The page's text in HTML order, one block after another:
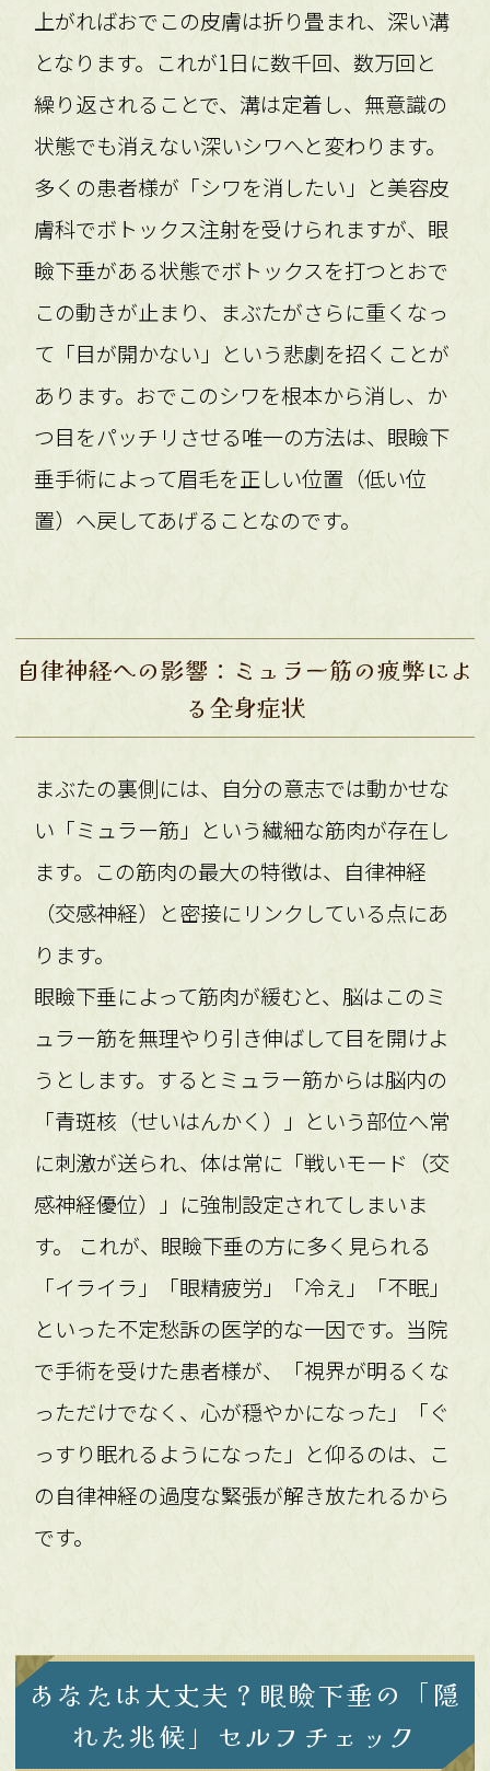
上がればおでこの皮膚は折り畳まれ、深い溝
となります。これが1日に数千回、数万回と
繰り返されることで、溝は定着し、無意識の
状態でも消えない深いシワへと変わります。
多くの患者様が「シワを消したい」と美容皮
膚科でボトックス注射を受けられますが、眼
瞼下垂がある状態でボトックスを打つとおで
この動きが止まり、まぶたがさらに重くなっ
て「目が開かない」という悲劇を招くことが
あります。おでこのシワを根本から消し、か
つ目をパッチリさせる唯一の方法は、眼瞼下
垂手術によって眉毛を正しい位置（低い位
置）へ戻してあげることなのです。
自律神経への影響：ミュラー筋の疲弊によ
る全身症状
まぶたの裏側には、自分の意志では動かせな
い「ミュラー筋」という繊細な筋肉が存在し
ます。この筋肉の最大の特徴は、自律神経
（交感神経）と密接にリンクしている点にあ
ります。
眼瞼下垂によって筋肉が緩むと、脳はこのミ
ュラー筋を無理やり引き伸ばして目を開けよ
うとします。するとミュラー筋からは脳内の
「青斑核（せいはんかく）」という部位へ常
に刺激が送られ、体は常に「戦いモード（交
感神経優位）」に強制設定されてしまいま
す。 これが、眼瞼下垂の方に多く見られる
「イライラ」「眼精疲労」「冷え」「不眠」
といった不定愁訴の医学的な一因です。当院
で手術を受けた患者様が、「視界が明るくな
っただけでなく、心が穏やかになった」「ぐ
っすり眠れるようになった」と仰るのは、こ
の自律神経の過度な緊張が解き放たれるから
です。
あなたは大丈夫？眼瞼下垂の「隠
れた兆候」セルフチェック